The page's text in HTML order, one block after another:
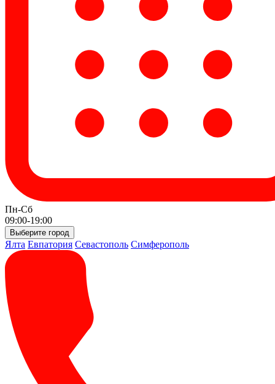
Пн-Сб
09:00-19:00
Выберите город
Ялта Евпатория Севастополь Симферополь